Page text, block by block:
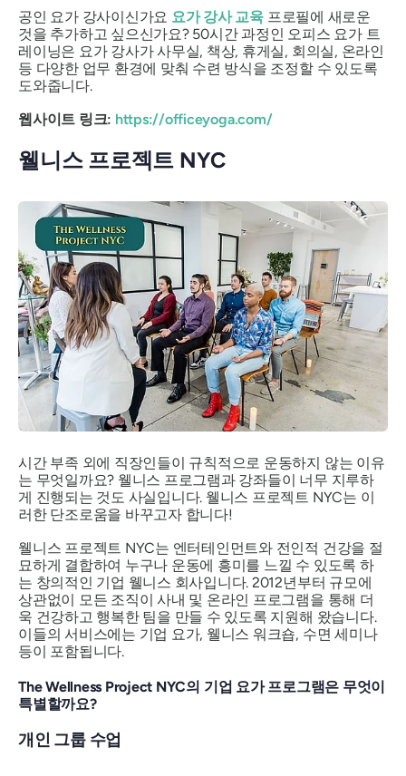
공인 요가 강사이신가요 요가 강사 교육프로필에 새로운
것을 추가하고 싶으신가요? 50시간 과정인 오피스 요가 트
레이닝은 요가 강사가 사무실, 책상, 휴게실, 회의실, 온라인
등 다양한 업무 환경에 맞춰 수련 방식을 조정할 수 있도록
도와줍니다.
웹사이트 링크: https://officeyoga.com/
웰니스 프로젝트 NYC
시간 부족 외에 직장인들이 규칙적으로 운동하지 않는 이유
는 무엇일까요? 웰니스 프로그램과 강좌들이 너무 지루하
게 진행되는 것도 사실입니다. 웰니스 프로젝트 NYC는 이
러한 단조로움을 바꾸고자 합니다!
웰니스 프로젝트 NYC는 엔터테인먼트와 전인적 건강을 절
묘하게 결합하여 누구나 운동에 흥미를 느낄 수 있도록 하
는 창의적인 기업 웰니스 회사입니다. 2012년부터 규모에
상관없이 모든 조직이 사내 및 온라인 프로그램을 통해 더
욱 건강하고 행복한 팀을 만들 수 있도록 지원해 왔습니다.
이들의 서비스에는 기업 요가, 웰니스 워크숍, 수면 세미나
등이 포함됩니다.
The Wellness Project NYC의 기업 요가 프로그램은 무엇이
특별할까요?
개인 그룹 수업